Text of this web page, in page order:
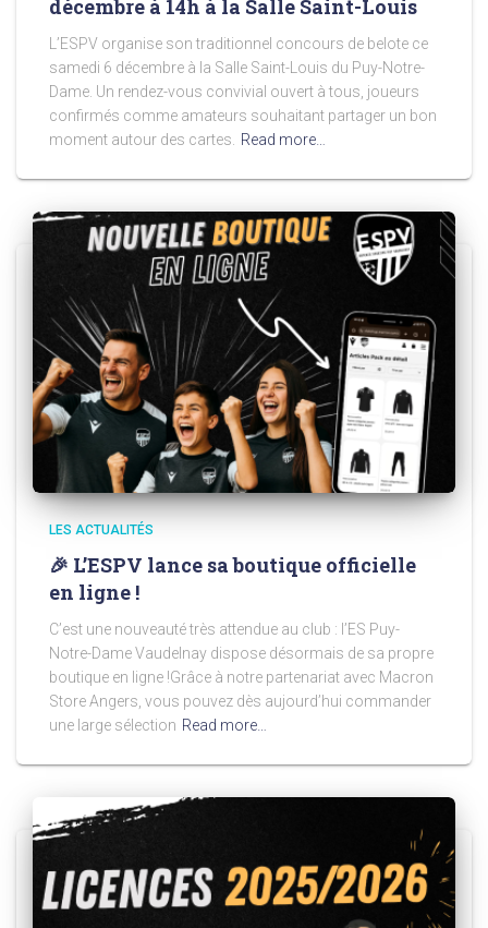
décembre à 14h à la Salle Saint-Louis
L’ESPV organise son traditionnel concours de belote ce
samedi 6 décembre à la Salle Saint-Louis du Puy-Notre-
Dame. Un rendez-vous convivial ouvert à tous, joueurs
confirmés comme amateurs souhaitant partager un bon
moment autour des cartes.
Read more…
LES ACTUALITÉS
🎉 L’ESPV lance sa boutique officielle
en ligne !
C’est une nouveauté très attendue au club : l’ES Puy-
Notre-Dame Vaudelnay dispose désormais de sa propre
boutique en ligne !Grâce à notre partenariat avec Macron
Store Angers, vous pouvez dès aujourd’hui commander
une large sélection Read more…